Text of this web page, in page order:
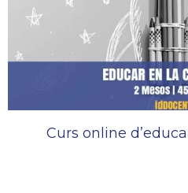
Curs online